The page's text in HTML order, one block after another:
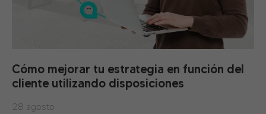
Cómo mejorar tu estrategia en función del
cliente utilizando disposiciones
28 agosto